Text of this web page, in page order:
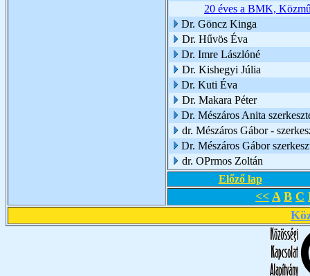
20 éves a BMK,
Dr. Göncz Kinga
Dr. Hűvös Éva
Dr. Imre Lászlóné
Dr. Kishegyi Júlia
Dr. Kuti Éva
Dr. Makara Péter
Dr. Mészáros Anita
dr. Mészáros Gábor -
Dr. Mészáros Gábor
dr. OPrmos Zoltán
Előző lap
<< A B C